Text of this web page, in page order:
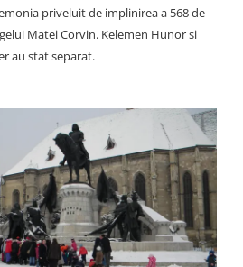
priveluit de implinirea a 568 de
Matei Corvin. Kelemen Hunor si
au stat separat.